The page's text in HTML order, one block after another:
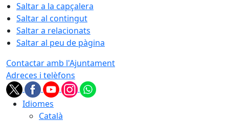
Saltar a la capçalera
Saltar al contingut
Saltar a relacionats
Saltar al peu de pàgina
Contactar amb l'Ajuntament
Adreces i telèfons
Idiomes
Català